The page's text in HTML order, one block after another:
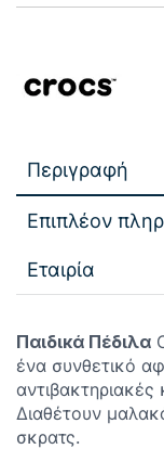
Περιγραφή
Επιπλέον
Εταιρία
Παιδικά Πέδιλα
ένα συνθετικό
αντιβακτηριακές
Διαθέτουν
σκρατς.